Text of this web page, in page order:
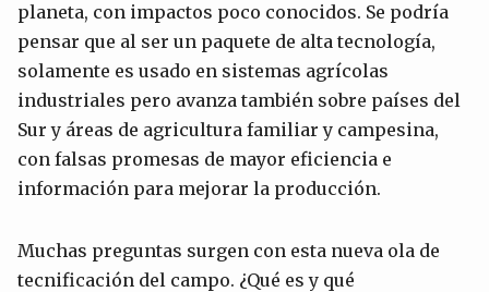
planeta, con impactos poco conocidos. Se podría
pensar que al ser un paquete de alta tecnología,
solamente es usado en sistemas agrícolas
industriales pero avanza también sobre países del
Sur y áreas de agricultura familiar y campesina,
con falsas promesas de mayor eficiencia e
información para mejorar la producción.
Muchas preguntas surgen con esta nueva ola de
tecnificación del campo. ¿Qué es y qué